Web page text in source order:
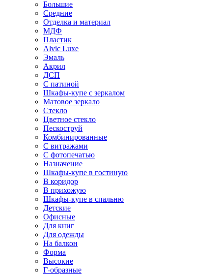
Большие
Средние
Отделка и материал
МДФ
Пластик
Alvic Luxe
Эмаль
Акрил
ДСП
С патиной
Шкафы-купе с зеркалом
Матовое зеркало
Стекло
Цветное стекло
Пескоструй
Комбинированные
С витражами
С фотопечатью
Назначение
Шкафы-купе в гостиную
В коридор
В прихожую
Шкафы-купе в спальню
Детские
Офисные
Для книг
Для одежды
На балкон
Форма
Высокие
Г-образные